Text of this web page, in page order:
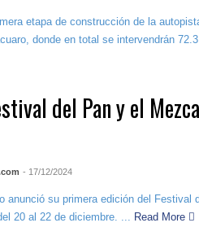
etapa de construcción de la
donde en total se intervendrán 72.3
del Pan y el
- 17/12/2024
anunció su primera edición del Festival
20 al 22 de diciembre. ...
Read More